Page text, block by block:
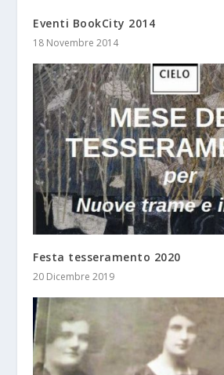
Eventi BookCity 2014
18 Novembre 2014
Festa tesseramento 2020
20 Dicembre 2019